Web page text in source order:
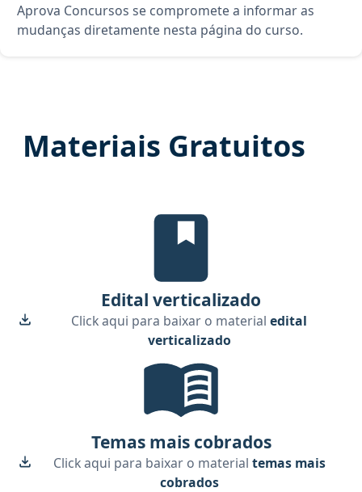
Aprova Concursos se compromete a informar as
mudanças diretamente nesta página do curso.
Materiais Gratuitos
Edital Verticalizado, material
Edital verticalizado
Click aqui para baixar o materialedital
verticalizado
Temas mais cobrados
Click aqui para baixar o material temas mais
cobrados